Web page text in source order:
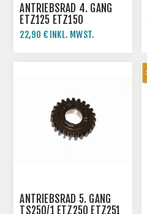
ANTRIEBSRAD 4. GANG
ETZ125 ETZ150
22,90 € INKL. MWST.
ANTRIEBSRAD 5. GANG
TS250/1 ETZ250 ETZ251